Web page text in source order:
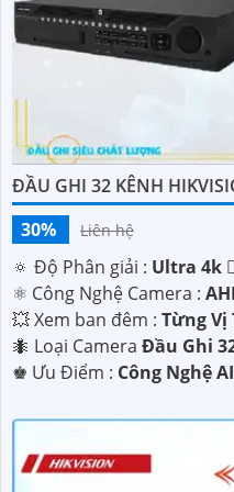
ĐẦU GHI 32 KÊNH
30%
Liên hệ
🔅 Độ Phân giải : Ultra 4k
⚛️ Công Nghệ Camera :
💥 Xem ban đêm : Từng Vị
🐜 Loại Camera Đầu Ghi
️♚ Ưu Điểm : Công Nghệ